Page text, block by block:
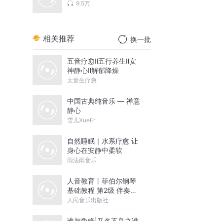
9.5万
相关推荐 换一批
五音疗愈Ⅱ五行养生Ⅱ安
神静心Ⅱ解郁降燥
太音生疗愈
中国古典纯音乐 — 禅意
静心
雪儿XueEr
自然睡眠｜水系疗愈 让
身心在安静中柔软
雨法雨音乐
人音教育丨菲伯尔钢琴
基础教程 第2级 伴奏音
乐
人民音乐出版社